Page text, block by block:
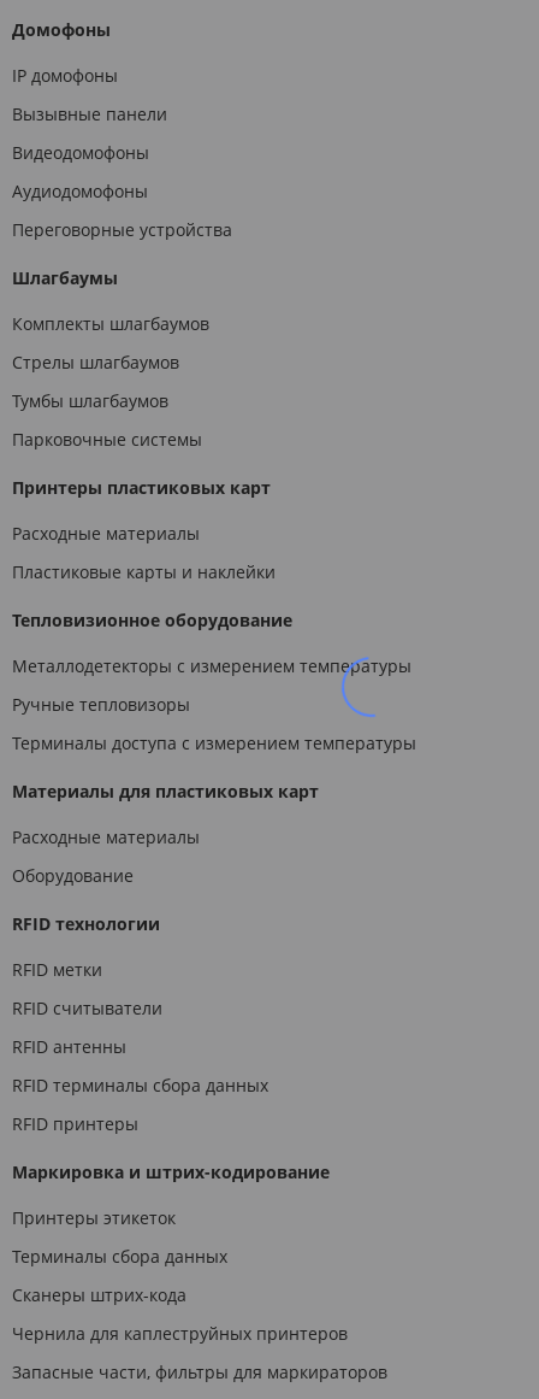
Домофоны
IP домофоны
Вызывные панели
Видеодомофоны
Аудиодомофоны
Переговорные устройства
Шлагбаумы
Комплекты шлагбаумов
Стрелы шлагбаумов
Тумбы шлагбаумов
Парковочные системы
Принтеры пластиковых карт
Расходные материалы
Пластиковые карты и наклейки
Тепловизионное оборудование
Металлодетекторы с измерением температуры
Ручные тепловизоры
Терминалы доступа с измерением температуры
Материалы для пластиковых карт
Расходные материалы
Оборудование
RFID технологии
RFID метки
RFID считыватели
RFID антенны
RFID терминалы сбора данных
RFID принтеры
Маркировка и штрих-кодирование
Принтеры этикеток
Терминалы сбора данных
Сканеры штрих-кода
Чернила для каплеструйных принтеров
Запасные части, фильтры для маркираторов